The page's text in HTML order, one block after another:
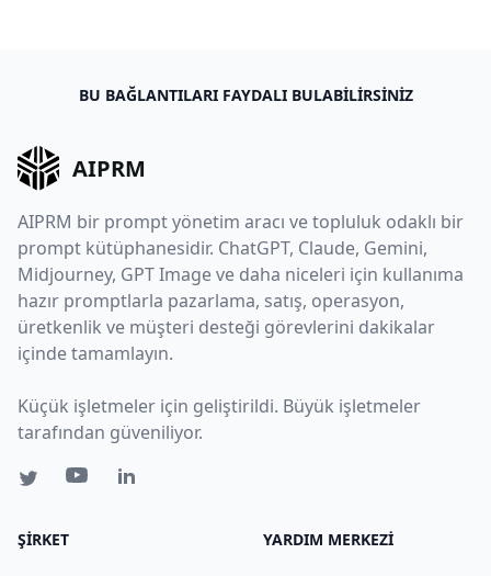
BU BAĞLANTILARI FAYDALI BULABILIRSINIZ
AIPRM
AIPRM bir prompt yönetim aracı ve topluluk odaklı bir
prompt kütüphanesidir. ChatGPT, Claude, Gemini,
Midjourney, GPT Image ve daha niceleri için kullanıma
hazır promptlarla pazarlama, satış, operasyon,
üretkenlik ve müşteri desteği görevlerini dakikalar
içinde tamamlayın.
Küçük işletmeler için geliştirildi. Büyük işletmeler
tarafından güveniliyor.
ŞIRKET YARDIM MERKEZI